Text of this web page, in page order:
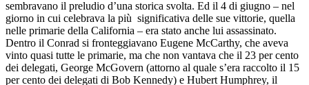
sembravano il preludio d’una storica svolta. Ed il 4 di giugno – nel
giorno in cui celebrava la più significativa delle sue vittorie, quella
nelle primarie della California – era stato anche lui assassinato.
Dentro il Conrad si fronteggiavano Eugene McCarthy, che aveva
vinto quasi tutte le primarie, ma che non vantava che il 23 per cento
dei delegati, George McGovern (attorno al quale s’era raccolto il 15
per cento dei delegati di Bob Kennedy) e Hubert Humphrey, il